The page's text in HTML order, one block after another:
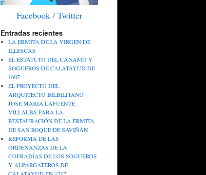
Facebook/ Twitter
Entradas recientes
LA ERMITA DE LA VIRGEN DE
ILLESCAS
EL ESTATUTO DEL CÁÑAMO Y
SOGUEROS DE CALATAYUD DE
1607
EL PROYECTO DEL
ARQUITECTO BILBILITANO
JOSÉ MARÍA LAFUENTE
VILLALBA PARA LA
RESTAURACIÓN DE LA ERMITA
DE SAN ROQUE DE SAVIÑÁN
REFORMA DE LAS
ORDENANZAS DE LA
COFRADÍAS DE LOS SOGUEROS
Y ALPARGATEROS DE